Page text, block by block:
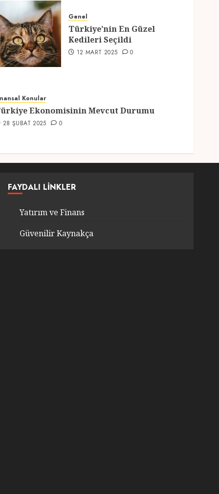
Genel
Ramazan Ayı 2025:
Manevi Atmosfer ve Özel
Hazırlıklar
Genel
Türkiye’nin En Güzel
Kedileri Seçildi
12 MART 2025 0
Konular
Ekonomisinin Mevcut Durumu
28 ŞUBAT 2025 0
FAYDALI LINKLER
Yatırım ve Finans
Güvenilir Kaynakça